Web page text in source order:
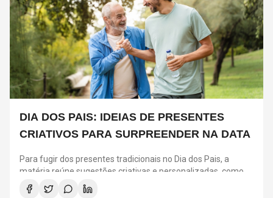
DIA DOS PAIS: IDEIAS DE PRESENTES
CRIATIVOS PARA SURPREENDER NA DATA
Para fugir dos presentes tradicionais no Dia dos Pais, a
matéria reúne sugestões criativas e personalizadas, como
vinis, cursos de gastronomia, assinaturas de café, ingressos
para shows, ensaios em família e experiências